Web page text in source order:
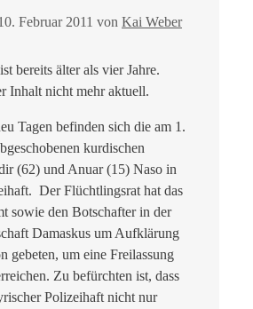
Februar 2011 von Kai Weber
bereits älter als vier Jahre.
Inhalt nicht mehr aktuell.
Tagen befinden sich die am 1.
kurdischen
(62) und Anuar (15) Naso in
Der Flüchtlingsrat hat das
sowie den Botschafter in der
Damaskus um Aufklärung
gebeten, um eine Freilassung
Zu befürchten ist, dass
Polizeihaft nicht nur